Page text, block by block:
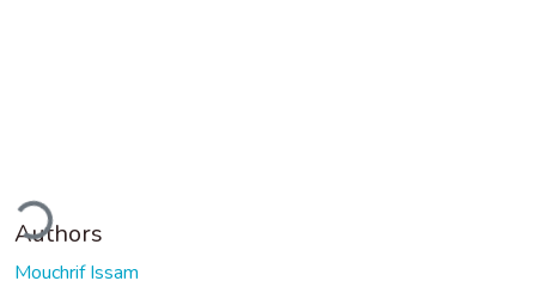
Authors
Mouchrif Issam